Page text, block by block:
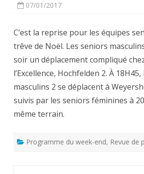
07/01/2017
C’est la reprise pour les équipes
trêve de Noël. Les seniors
soir un déplacement compliqué
l’Excellence, Hochfelden 2. À
masculins 2 se déplacent à
suivis par les seniors féminines à
même terrain.
Programme du week-end, Revue de